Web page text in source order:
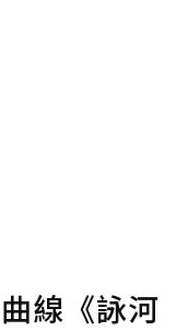
線《詠河